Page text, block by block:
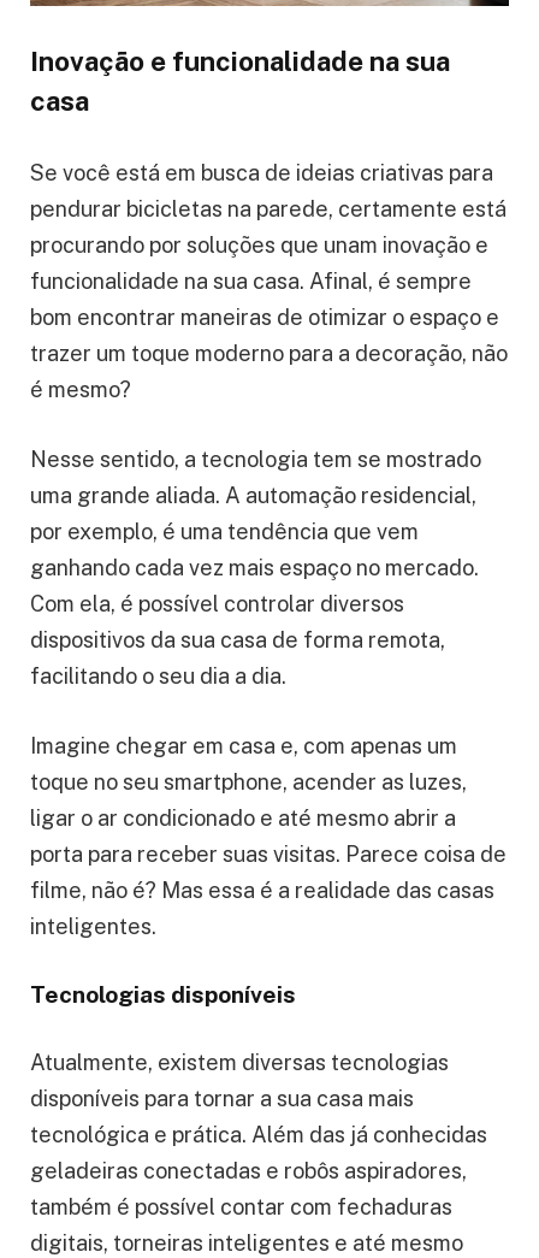
Inovação e funcionalidade na sua
casa
Se você está em busca de ideias criativas para
pendurar bicicletas na parede, certamente está
procurando por soluções que unam inovação e
funcionalidade na sua casa. Afinal, é sempre
bom encontrar maneiras de otimizar o espaço e
trazer um toque moderno para a decoração, não
é mesmo?
Nesse sentido, a tecnologia tem se mostrado
uma grande aliada. A automação residencial,
por exemplo, é uma tendência que vem
ganhando cada vez mais espaço no mercado.
Com ela, é possível controlar diversos
dispositivos da sua casa de forma remota,
facilitando o seu dia a dia.
Imagine chegar em casa e, com apenas um
toque no seu smartphone, acender as luzes,
ligar o ar condicionado e até mesmo abrir a
porta para receber suas visitas. Parece coisa de
filme, não é? Mas essa é a realidade das casas
inteligentes.
Tecnologias disponíveis
Atualmente, existem diversas tecnologias
disponíveis para tornar a sua casa mais
tecnológica e prática. Além das já conhecidas
geladeiras conectadas e robôs aspiradores,
também é possível contar com fechaduras
digitais, torneiras inteligentes e até mesmo